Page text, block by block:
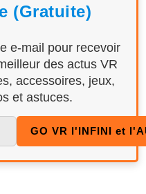
(Gratuite)
e-mail pour recevoir
des actus VR
accessoires, jeux,
et astuces.